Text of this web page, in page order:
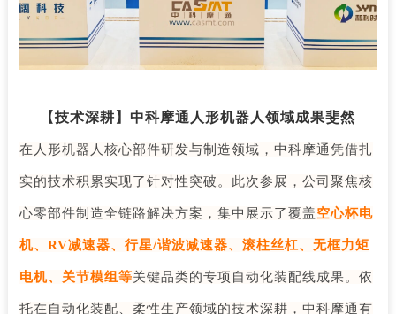
【技术深耕】中科摩通人形机器人领域成果斐然
在人形机器人核心部件研发与制造领域，中科摩通凭借扎
实的技术积累实现了针对性突破。此次参展，公司聚焦核
心零部件制造全链路解决方案，集中展示了覆盖空心杯电
机、RV减速器、行星/谐波减速器、滚柱丝杠、无框力矩
电机、关节模组等关键品类的专项自动化装配线成果。依
托在自动化装配、柔性生产领域的技术深耕，中科摩通有